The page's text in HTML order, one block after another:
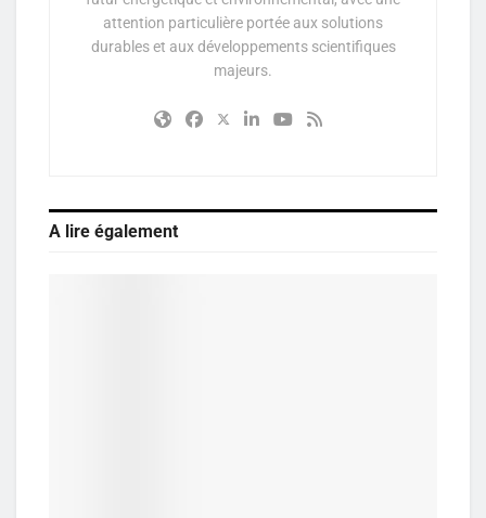
attention particulière portée aux solutions
durables et aux développements scientifiques
majeurs.
A lire également